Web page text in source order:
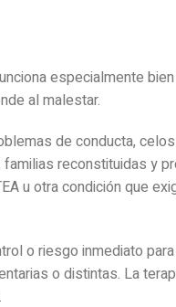
especialmente
al malestar.
de conducta,
reconstituidas y
u otra condición que
o riesgo inmediato
o distintas. La